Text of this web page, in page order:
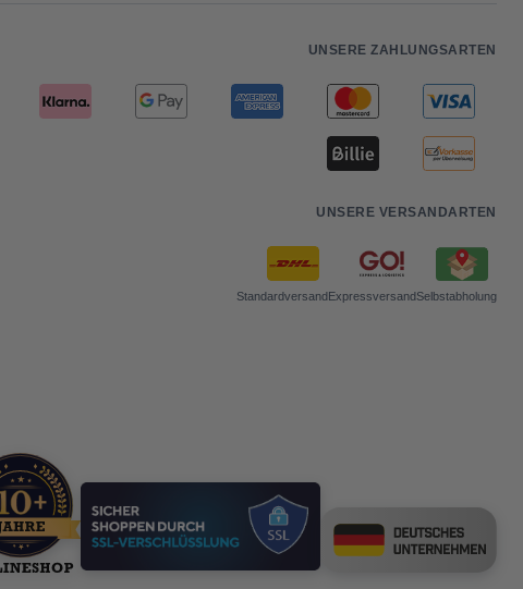
UNSERE ZAHLUNGSARTEN
UNSERE VERSANDARTEN
StandardversandExpressversandSelbstabholung